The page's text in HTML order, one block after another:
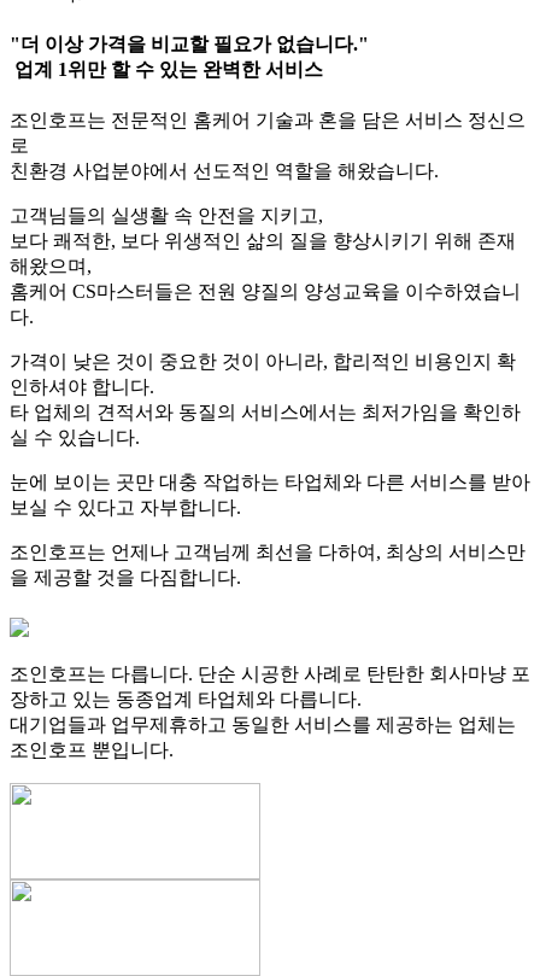
"더 이상 가격을 비교할 필요가 없습니다."
업계 1위만 할 수 있는 완벽한 서비스
조인호프는 전문적인 홈케어 기술과 혼을 담은 서비스 정신으
로
친환경 사업분야에서 선도적인 역할을 해왔습니다.
고객님들의 실생활 속 안전을 지키고,
보다 쾌적한, 보다 위생적인 삶의 질을 향상시키기 위해 존재
해왔으며,
홈케어 CS마스터들은 전원 양질의 양성교육을 이수하였습니
다.
가격이 낮은 것이 중요한 것이 아니라, 합리적인 비용인지 확
인하셔야 합니다.
타 업체의 견적서와 동질의 서비스에서는 최저가임을 확인하
실 수 있습니다.
눈에 보이는 곳만 대충 작업하는 타업체와 다른 서비스를 받아
보실 수 있다고 자부합니다.
조인호프는 언제나 고객님께 최선을 다하여, 최상의 서비스만
을 제공할 것을 다짐합니다.
조인호프는 다릅니다. 단순 시공한 사례로 탄탄한 회사마냥 포
장하고 있는 동종업계 타업체와 다릅니다.
대기업들과 업무제휴하고 동일한 서비스를 제공하는 업체는
조인호프 뿐입니다.